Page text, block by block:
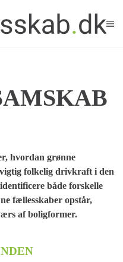
hvordan grønne
folkelig drivkraft i den
både forskelle
fællesskaber opstår,
af boligformer.